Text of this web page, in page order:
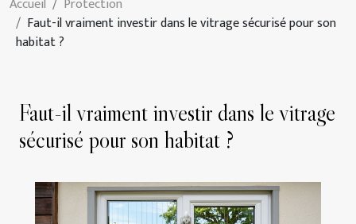
Faut-il vraiment investir dans le vitrage sécurisé pour son
habitat ?
Faut-il vraiment investir dans le vitrage
sécurisé pour son habitat ?